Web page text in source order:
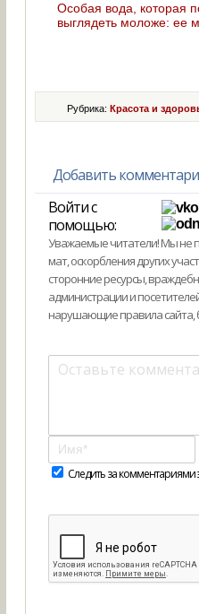
Особая вода, которая
выглядеть моложе: ее
Рубрика: Красота и
Добавить
Войти с
помощью:
Уважаемые читатели! Мы не
мат, оскорбления других
сторонние ресурсы,
администрации и
нарушающие правила сайта,
Следить за комментариями